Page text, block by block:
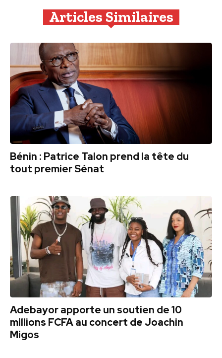
Articles Similaires
Bénin : Patrice Talon prend la tête du
tout premier Sénat
Adebayor apporte un soutien de 10
millions FCFA au concert de Joachin
Migos